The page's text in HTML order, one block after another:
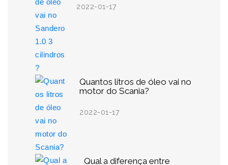
2022-01-17
Quantos litros de óleo vai no
motor do Scania?
2022-01-17
Qual a diferença entre